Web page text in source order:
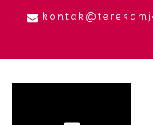
Skip
content